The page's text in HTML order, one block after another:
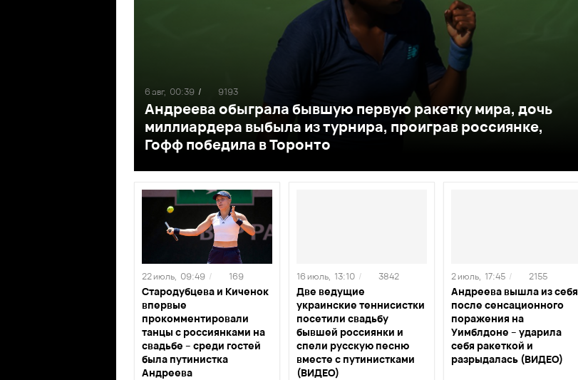
Андреева обыграла бывшую первую ракетку мира, дочь
миллиардера выбыла из турнира, проиграв россиянке,
Гофф победила в Торонто
6 авг, 00:39 / 9193
Стародубцева и Киченок
впервые
прокомментировали
танцы с россиянками на
свадьбе – среди гостей
была путинистка
Андреева
22 июль, 09:49 / 169
Две ведущие
украинские теннисистки
посетили свадьбу
бывшей россиянки и
спели русскую песню
вместе с путинистками
(ВИДЕО)
16 июль, 13:10 / 3842
Андреева вышла из себя
после сенсационного
поражения на
Уимблдоне – ударила
себя ракеткой и
разрыдалась (ВИДЕО)
2 июль, 17:45 / 2155